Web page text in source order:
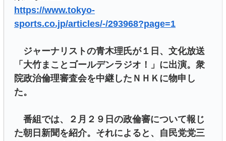
https://www.tokyo-
sports.co.jp/articles/-/293968?page=1
ジャーナリストの青木理氏が１日、文化放送
「大竹まことゴールデンラジオ！」に出演。衆
院政治倫理審査会を中継したＮＨＫに物申し
た。
番組では、２月２９日の政倫審について報じ
た朝日新聞を紹介。それによると、自民党党三